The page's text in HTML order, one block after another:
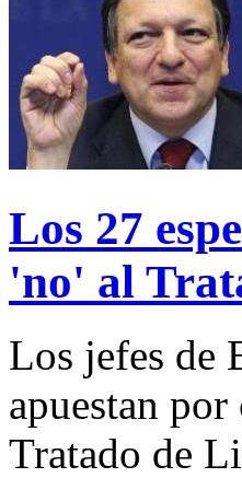
Los 27
'no' al
Los jefes de
apuestan
Tratado de